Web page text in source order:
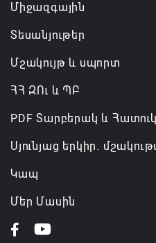
Միջազգային
Տեսանյութեր
Մշակույթ և սպորտ
ՀՀ ԶՈւ և ՊԲ
PDF Տարբերակ և
Սյունյաց երկիր.
Կապ
Մեր Մասին